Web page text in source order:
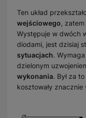
Ten układ
wejściowego,
Występuje w dwóch
diodami, jest dzisiaj
sytuacjach.
dzielonym
wykonania. Był za
kosztowały